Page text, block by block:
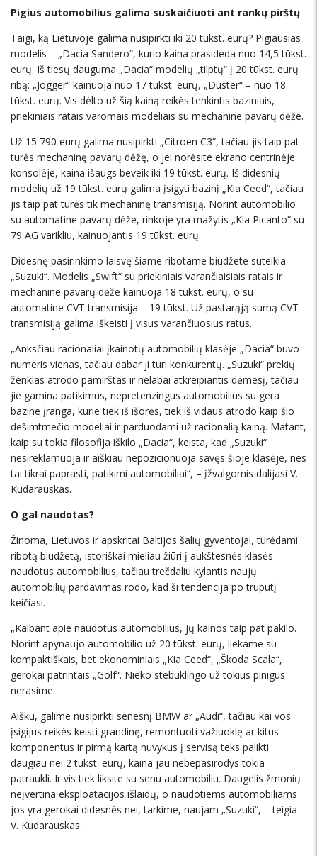
Pigius automobilius galima suskaičiuoti ant rankų pirštų
Taigi, ką Lietuvoje galima nusipirkti iki 20 tūkst. eurų? Pigiausias
modelis – „Dacia Sandero“, kurio kaina prasideda nuo 14,5 tūkst.
eurų. Iš tiesų dauguma „Dacia“ modelių „tilptų“ į 20 tūkst. eurų
ribą: „Jogger“ kainuoja nuo 17 tūkst. eurų, „Duster“ – nuo 18
tūkst. eurų. Vis dėlto už šią kainą reikės tenkintis baziniais,
priekiniais ratais varomais modeliais su mechanine pavarų dėže.
Už 15 790 eurų galima nusipirkti „Citroën C3“, tačiau jis taip pat
turės mechaninę pavarų dėžę, o jei norėsite ekrano centrinėje
konsolėje, kaina išaugs beveik iki 19 tūkst. eurų. Iš didesnių
modelių už 19 tūkst. eurų galima įsigyti bazinį „Kia Ceed“, tačiau
jis taip pat turės tik mechaninę transmisiją. Norint automobilio
su automatine pavarų dėže, rinkoje yra mažytis „Kia Picanto“ su
79 AG varikliu, kainuojantis 19 tūkst. eurų.
Didesnę pasirinkimo laisvę šiame ribotame biudžete suteikia
„Suzuki“. Modelis „Swift“ su priekiniais varančiaisiais ratais ir
mechanine pavarų dėže kainuoja 18 tūkst. eurų, o su
automatine CVT transmisija – 19 tūkst. Už pastarąją sumą CVT
transmisiją galima iškeisti į visus varančiuosius ratus.
„Anksčiau racionaliai įkainotų automobilių klasėje „Dacia“ buvo
numeris vienas, tačiau dabar ji turi konkurentų. „Suzuki“ prekių
ženklas atrodo pamirštas ir nelabai atkreipiantis dėmesį, tačiau
jie gamina patikimus, nepretenzingus automobilius su gera
bazine įranga, kurie tiek iš išorės, tiek iš vidaus atrodo kaip šio
dešimtmečio modeliai ir parduodami už racionalią kainą. Matant,
kaip su tokia filosofija iškilo „Dacia“, keista, kad „Suzuki“
nesireklamuoja ir aiškiau nepozicionuoja savęs šioje klasėje, nes
tai tikrai paprasti, patikimi automobiliai“, – įžvalgomis dalijasi V.
Kudarauskas.
O gal naudotas?
Žinoma, Lietuvos ir apskritai Baltijos šalių gyventojai, turėdami
ribotą biudžetą, istoriškai mieliau žiūri į aukštesnės klasės
naudotus automobilius, tačiau trečdaliu kylantis naujų
automobilių pardavimas rodo, kad ši tendencija po truputį
keičiasi.
„Kalbant apie naudotus automobilius, jų kainos taip pat pakilo.
Norint apynaujo automobilio už 20 tūkst. eurų, liekame su
kompaktiškais, bet ekonominiais „Kia Ceed“, „Škoda Scala“,
gerokai patrintais „Golf“. Nieko stebuklingo už tokius pinigus
nerasime.
Aišku, galime nusipirkti senesnį BMW ar „Audi“, tačiau kai vos
įsigijus reikės keisti grandinę, remontuoti važiuoklę ar kitus
komponentus ir pirmą kartą nuvykus į servisą teks palikti
daugiau nei 2 tūkst. eurų, kaina jau nebepasirodys tokia
patraukli. Ir vis tiek liksite su senu automobiliu. Daugelis žmonių
neįvertina eksploatacijos išlaidų, o naudotiems automobiliams
jos yra gerokai didesnės nei, tarkime, naujam „Suzuki“, – teigia
V. Kudarauskas.